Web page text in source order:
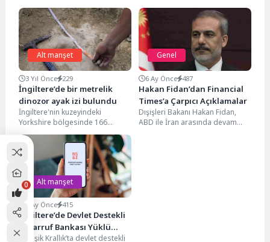
Alt manşet
3 Yıl Önce 229
İngiltere’de bir metrelik
dinozor ayak izi bulundu
İngiltere'nin kuzeyindeki
Yorkshire bölgesinde 166
milyon yıl öncesine ait olduğu
tahmin edilen, bir metre
uzunluğunda...
Genel
6 Ay Önce 487
Hakan Fidan’dan Financial
Times’a Çarpıcı Açıklamalar
Dışişleri Bakanı Hakan Fidan,
ABD ile İran arasında devam
Alt manşet
4 Ay Önce 415
İngiltere’de Devlet Destekli
Tasarruf Bankası Yüklü
Tazminat Ödeyecek
Birleşik Krallık’ta devlet destekli
0